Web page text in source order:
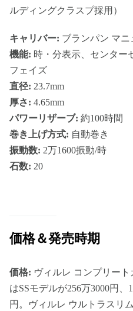
ルディングクラスプ採用）
キャリバー: ブランパン マニ
機能: 時・分表示、センター
フェイズ
直径: 23.7mm
厚さ: 4.65mm
パワーリザーブ: 約100時間
巻き上げ方式: 自動巻き
振動数: 2万1600振動/時
石数: 20
価格＆発売時期
価格: ヴィルレ コンプリー
はSSモデルが256万3000円
円。ヴィルレ ウルトラスリ